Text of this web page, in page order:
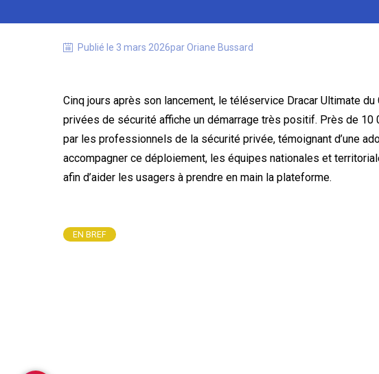
Publié le 3 mars 2026parOriane Bussard
Cinq jours après son lancement, le téléservice Dracar Ultimate du
privées de sécurité affiche un démarrage très positif. Près de
par les professionnels de la sécurité privée, témoignant d’une
accompagner ce déploiement, les équipes nationales et
afin d’aider les usagers à prendre en main la plateforme.
EN BREF